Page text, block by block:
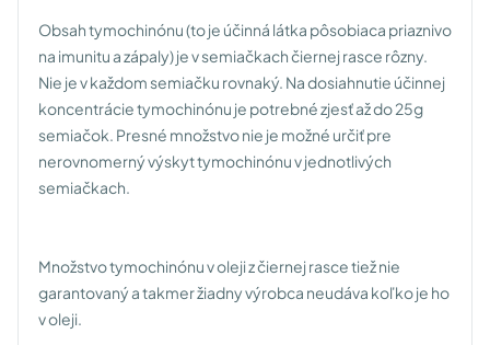
Obsah tymochinónu (to je účinná látka pôsobiaca priaznivo
na imunitu a zápaly) je v semiačkach čiernej rasce rôzny.
Nie je v každom semiačku rovnaký. Na dosiahnutie účinnej
koncentrácie tymochinónu je potrebné zjesť až do 25g
semiačok. Presné množstvo nie je možné určiť pre
nerovnomerný výskyt tymochinónu v jednotlivých
semiačkach.
Množstvo tymochinónu v oleji z čiernej rasce tiež nie
garantovaný a takmer žiadny výrobca neudáva koľko je ho
v oleji.